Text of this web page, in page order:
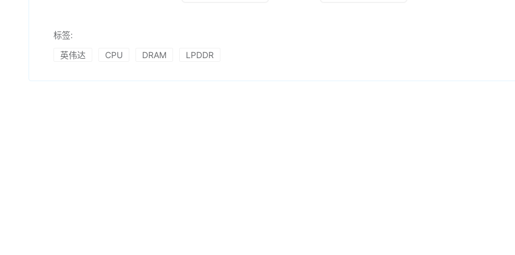
标签:
英伟达
CPU DRAM LPDDR